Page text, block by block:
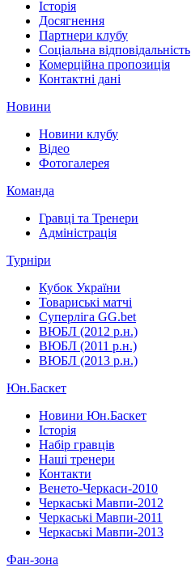
Історія
Досягнення
Партнери клубу
Соціальна відповідальність
Комерційна пропозиція
Контактні дані
Новини
Новини клубу
Відео
Фотогалерея
Команда
Гравці та Тренери
Адміністрація
Турніри
Кубок України
Товариські матчі
Суперліга GG.bet
ВЮБЛ (2012 р.н.)
ВЮБЛ (2011 р.н.)
ВЮБЛ (2013 р.н.)
Юн.Баскет
Новини Юн.Баскет
Історія
Набір гравців
Наші тренери
Контакти
Венето-Черкаси-2010
Черкаські Мавпи-2012
Черкаські Мавпи-2011
Черкаські Мавпи-2013
Фан-зона